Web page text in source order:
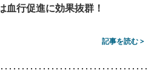
血行促進に効果抜群！
記事を読む >